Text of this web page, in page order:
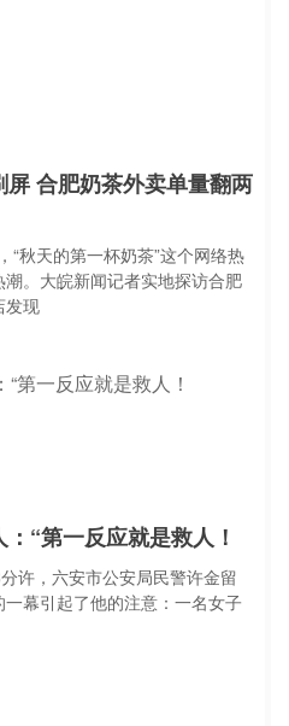
合肥奶茶外卖单量翻两
“秋天的第一杯奶茶”这个网络热
。大皖新闻记者实地探访合肥
发现
“第一反应就是救人！
许，六安市公安局民警许金留
幕引起了他的注意：一名女子